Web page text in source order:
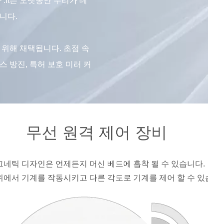
다.
해 채택됩니다. 초점 속
방진, 특허 보호 미러 커
무선 원격 제어 장비
네틱 디자인은 언제든지 머신 베드에 흡착 될 수 있습니다.
에서 기계를 작동시키고 다른 각도로 기계를 제어 할 수 있